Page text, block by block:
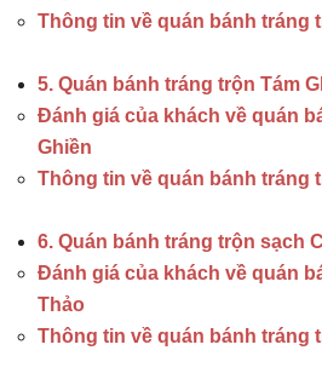
Thông tin về quán bánh tráng
5. Quán bánh tráng trộn Tám
Đánh giá của khách về quán
Ghiền
Thông tin về quán bánh tráng
6. Quán bánh tráng trộn sạch
Đánh giá của khách về quán
Thảo
Thông tin về quán bánh tráng